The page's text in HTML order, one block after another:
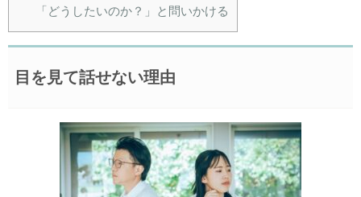
「どうしたいのか？」と問いかける
目を見て話せない理由